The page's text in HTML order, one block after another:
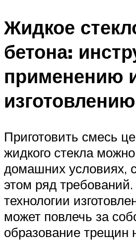
Жидкое
бетона:
применению
Приготовить смесь
жидкого стекла
домашних условиях,
этом ряд
технологии
может повлечь за
образование трещин